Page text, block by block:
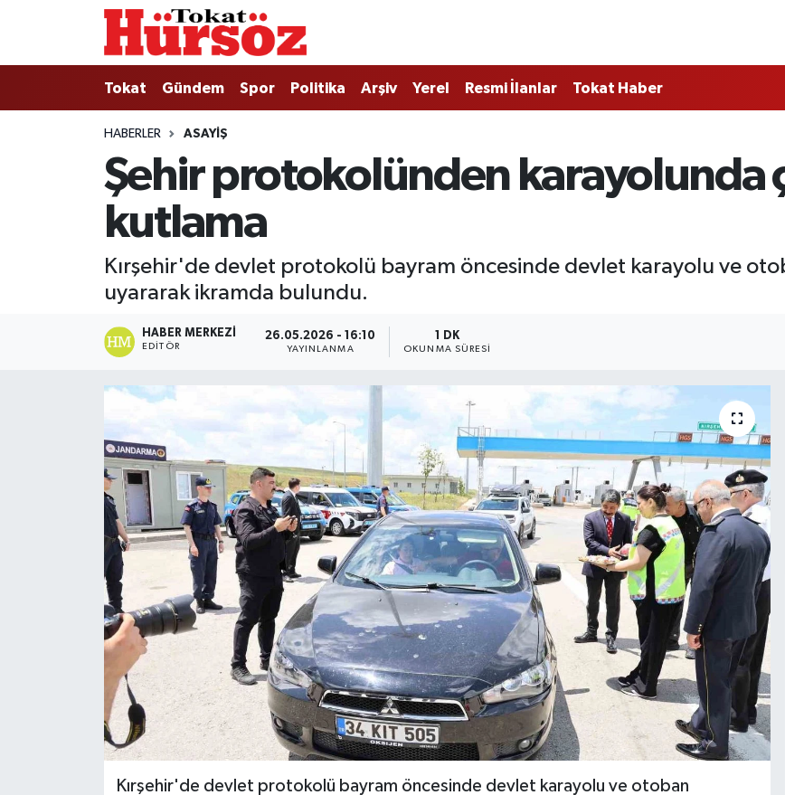
Tokat Gündem Spor Politika Arşiv Yerel Resmi İlanlar Tokat Haber
HABERLER ASAYIŞ
Şehir protokolünden karayolunda
kutlama
Kırşehir'de devlet protokolü bayram öncesinde devlet karayolu ve
uyararak ikramda bulundu.
HABER MERKEZI
EDITÖR
26.05.2026 - 16:10
YAYINLANMA
1 DK
OKUNMA SÜRESI
Kırşehir'de devlet protokolü bayram öncesinde devlet karayolu ve otoban
Tokat
Türkiye Gündemi
Gündem
Politika
Tokat Spor
Ekonomi
Tokat Haber
Nöbetçi Eczaneler
Hava Durumu
Tokat Namaz Vakitleri
Trafik Durumu
Tüm Manşetler
Son Dakika Haberleri
Haber Arşivi